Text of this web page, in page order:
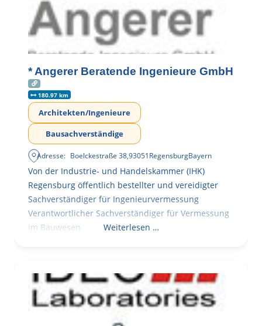
* Angerer Beratende Ingenieure GmbH
180.97 km
Architekten/Ingenieure
Bausachverständige
Adresse: Boelckestraße 38,93051RegensburgBayern
Von der Industrie- und Handelskammer (IHK)
Regensburg öffentlich bestellter und vereidigter
Sachverständiger für Ingenieurvermessung
Verantwortlicher Sachverständiger für Vermessung
im Bauwesen
Weiterlesen …